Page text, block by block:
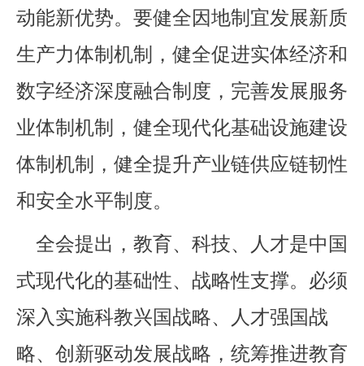
动能新优势。要健全因地制宜发展新质
生产力体制机制，健全促进实体经济和
数字经济深度融合制度，完善发展服务
业体制机制，健全现代化基础设施建设
体制机制，健全提升产业链供应链韧性
和安全水平制度。
全会提出，教育、科技、人才是中国
式现代化的基础性、战略性支撑。必须
深入实施科教兴国战略、人才强国战
略、创新驱动发展战略，统筹推进教育